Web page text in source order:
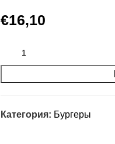
€16,10
Категория: Бургеры